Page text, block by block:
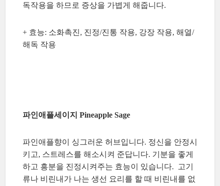
독작용을 하므로 증상을 가볍게 해줍니다.
+ 효능: 소화촉진, 진정/진통 작용, 강장 작용, 해열/
해독 작용
파인애플세이지 Pineapple Sage
파인애플향이 싱그러운 허브입니다. 정신을 안정시
키고, 스트레스를 해소시켜 준답니다. 기분을 좋게
하고 흥분을 진정시켜주는 효능이 있습니다. 고기
류나 비린내가 나는 생선 요리를 할 때 비린내를 없